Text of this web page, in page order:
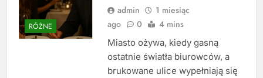
RÓŻNE
admin
1 miesiąc
ago
0 4 mins
Miasto ożywa, kiedy gasną
ostatnie światła biurowców, a
brukowane ulice wypełniają się